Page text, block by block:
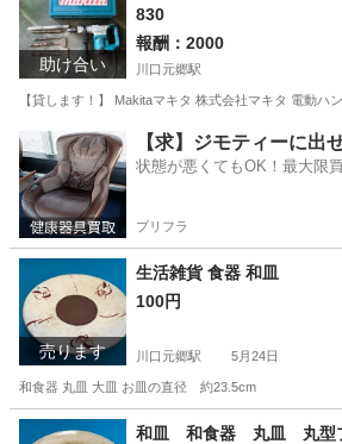
助け合い
830
報酬：2000
川口元郷駅
【貸します！】 Makitaマキタ 株式会社マキタ 電動
埼玉 川口市 川口元郷駅 貸したい
【求】ジモティーに出
状態が悪くてもOK！最大限
プリフラ
売ります
生活雑貨 食器 和皿
100円
川口元郷駅 5月24日
和食器 丸皿 大皿 お皿の直径 約23.5cm
埼玉 川口市 川口元郷駅 食器 大皿
和皿 和食器 丸皿 丸型